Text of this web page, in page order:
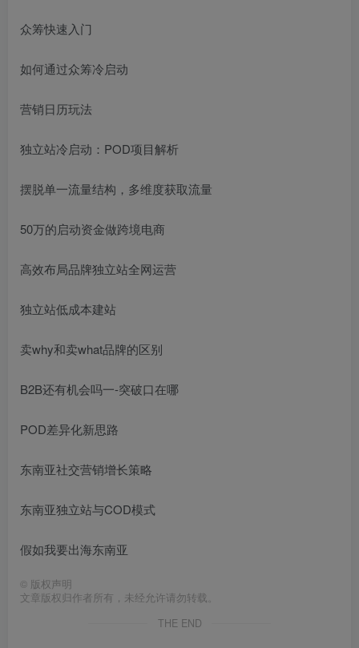
众筹快速入门
如何通过众筹冷启动
营销日历玩法
独立站冷启动：POD项目解析
摆脱单一流量结构，多维度获取流量
50万的启动资金做跨境电商
高效布局品牌独立站全网运营
独立站低成本建站
卖why和卖what品牌的区别
B2B还有机会吗一-突破口在哪
POD差异化新思路
东南亚社交营销增长策略
东南亚独立站与COD模式
假如我要出海东南亚
© 版权声明
文章版权归作者所有，未经允许请勿转载。
THE END